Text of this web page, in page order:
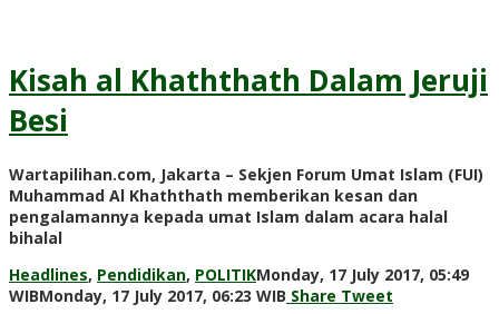
Kisah al Khaththath Dalam Jeruji
Besi
Wartapilihan.com, Jakarta – Sekjen Forum Umat Islam (FUI)
Muhammad Al Khaththath memberikan kesan dan
pengalamannya kepada umat Islam dalam acara halal
bihalal
Headlines, Pendidikan, POLITIKMonday, 17 July 2017, 05:49
WIBMonday, 17 July 2017, 06:23 WIB by
Share Tweet